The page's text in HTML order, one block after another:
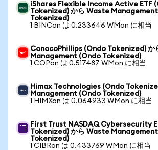
iShares Flexible Income Active ETF
Tokenized) から Waste
Tokenized)
1 BINCon は 0.233646 WMon に相当
ConocoPhillips (Ondo Tokenized) か
Management (Ondo Tokenized)
1 COPon は 0.517487 WMon に相当
Himax Technologies (Ondo
Management (Ondo Tokenized)
1 HIMXon は 0.064933 WMon に相当
First Trust NASDAQ Cybersecurity
Tokenized) から Waste
Tokenized)
1 CIBRon は 0.433769 WMon に相当